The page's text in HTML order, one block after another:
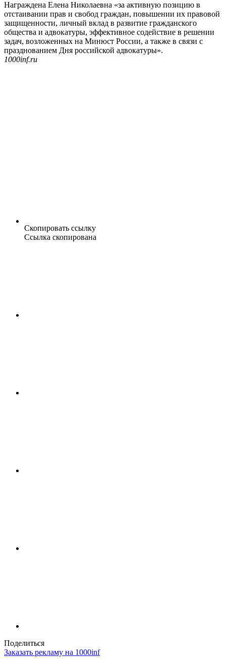
Награждена Елена Николаевна «за активную позицию в
отстаивании прав и свобод граждан, повышении их правовой
защищенности, личный вклад в развитие гражданского
общества и адвокатуры, эффективное содействие в решении
задач, возложенных на Минюст России, а также в связи с
празднованием Дня российской адвокатуры».
1000inf.ru
Скопировать ссылку
Ссылка скопирована
Поделиться
Заказать рекламу на 1000inf